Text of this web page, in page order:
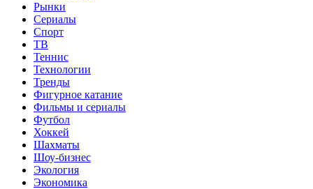
Рынки
Сериалы
Спорт
ТВ
Теннис
Технологии
Тренды
Фигурное катание
Фильмы и сериалы
Футбол
Хоккей
Шахматы
Шоу-бизнес
Экология
Экономика